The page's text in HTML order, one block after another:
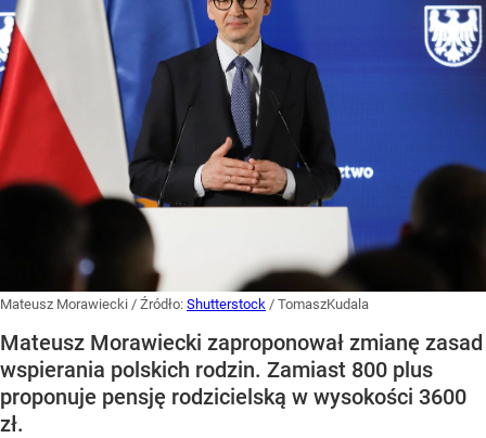
Mateusz Morawiecki / Źródło: Shutterstock / TomaszKudala
Mateusz Morawiecki zaproponował zmianę zasad
wspierania polskich rodzin. Zamiast 800 plus
proponuje pensję rodzicielską w wysokości 3600
zł.